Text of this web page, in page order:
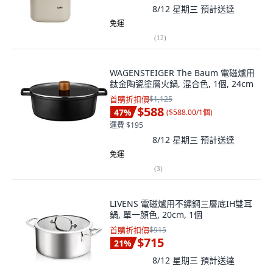
8/12 星期三 預計送達
免運
(12)
WAGENSTEIGER The Baum 電磁爐用
鈦金陶瓷塗層火鍋, 混合色, 1個, 24cm
首購折扣價$1,125
47% $588 ($588.00/1個)
運費 $195
8/12 星期三 預計送達
免運
(3)
LIVENS 電磁爐用不鏽鋼三層底IH雙耳
鍋, 單一顏色, 20cm, 1個
首購折扣價$915
21% $715
8/12 星期三 預計送達